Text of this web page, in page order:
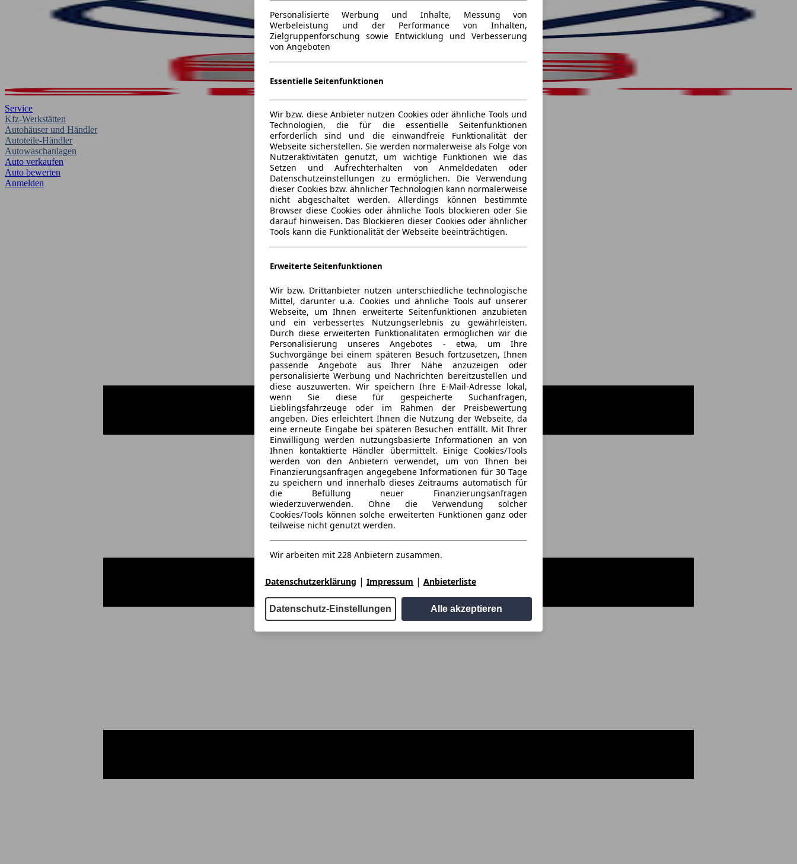
Service
Kfz-Werkstätten
Autohäuser und Händler
Autoteile-Händler
Autowaschanlagen
Auto verkaufen
Auto bewerten
Anmelden
Personalisierte Werbung und Inhalte, Messung von
Werbeleistung und der Performance von Inhalten,
Zielgruppenforschung sowie Entwicklung und Verbesserung
von Angeboten
Essentielle Seitenfunktionen
Wir bzw. diese Anbieter nutzen Cookies oder ähnliche Tools und
Technologien, die für die essentielle Seitenfunktionen
erforderlich sind und die einwandfreie Funktionalität der
Webseite sicherstellen. Sie werden normalerweise als Folge von
Nutzeraktivitäten genutzt, um wichtige Funktionen wie das
Setzen und Aufrechterhalten von Anmeldedaten oder
Datenschutzeinstellungen zu ermöglichen. Die Verwendung
dieser Cookies bzw. ähnlicher Technologien kann normalerweise
nicht abgeschaltet werden. Allerdings können bestimmte
Browser diese Cookies oder ähnliche Tools blockieren oder Sie
darauf hinweisen. Das Blockieren dieser Cookies oder ähnlicher
Tools kann die Funktionalität der Webseite beeinträchtigen.
Erweiterte Seitenfunktionen
Wir bzw. Drittanbieter nutzen unterschiedliche technologische
Mittel, darunter u.a. Cookies und ähnliche Tools auf unserer
Webseite, um Ihnen erweiterte Seitenfunktionen anzubieten
und ein verbessertes Nutzungserlebnis zu gewährleisten.
Durch diese erweiterten Funktionalitäten ermöglichen wir die
Personalisierung unseres Angebotes - etwa, um Ihre
Suchvorgänge bei einem späteren Besuch fortzusetzen, Ihnen
passende Angebote aus Ihrer Nähe anzuzeigen oder
personalisierte Werbung und Nachrichten bereitzustellen und
diese auszuwerten. Wir speichern Ihre E-Mail-Adresse lokal,
wenn Sie diese für gespeicherte Suchanfragen,
Lieblingsfahrzeuge oder im Rahmen der Preisbewertung
angeben. Dies erleichtert Ihnen die Nutzung der Webseite, da
eine erneute Eingabe bei späteren Besuchen entfällt. Mit Ihrer
Einwilligung werden nutzungsbasierte Informationen an von
Ihnen kontaktierte Händler übermittelt. Einige Cookies/Tools
werden von den Anbietern verwendet, um von Ihnen bei
Finanzierungsanfragen angegebene Informationen für 30 Tage
zu speichern und innerhalb dieses Zeitraums automatisch für
die Befüllung neuer Finanzierungsanfragen
wiederzuverwenden. Ohne die Verwendung solcher
Cookies/Tools können solche erweiterten Funktionen ganz oder
teilweise nicht genutzt werden.
Wir arbeiten mit 228 Anbietern zusammen.
Datenschutzerklärung | Impressum | Anbieterliste
Datenschutz-Einstellungen Alle akzeptieren